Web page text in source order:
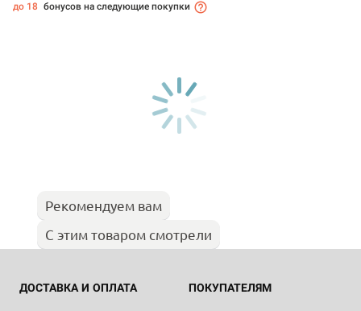
до 18 бонусов на следующие покупки
Рекомендуем вам
С этим товаром смотрели
ДОСТАВКА И ОПЛАТА ПОКУПАТЕЛЯМ